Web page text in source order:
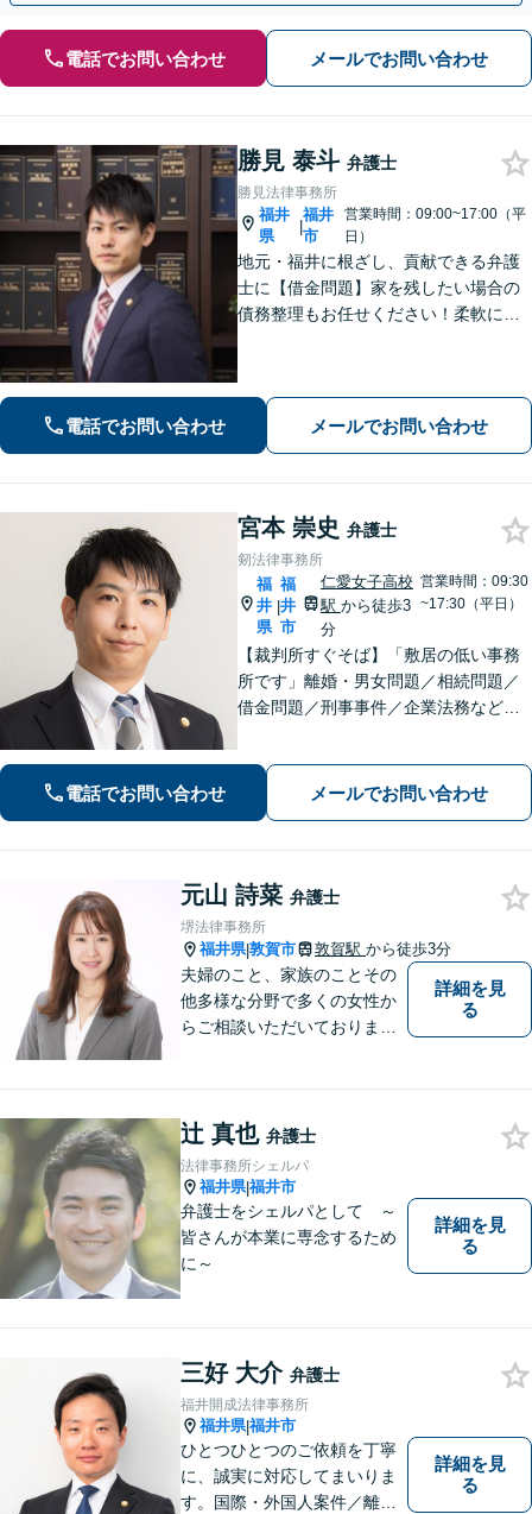
電話でお問い合わせ メールでお問い合わせ
勝見 泰斗 弁護士
勝見法律事務所
福井
県
|
福井
市
営業時間：09:00~17:00（平
日）
地元・福井に根ざし、貢献できる弁護
士に【借金問題】家を残したい場合の
債務整理もお任せください！柔軟に対
続・相続放棄ご相談ください
電話でお問い合わせ メールでお問い合わせ
宮本 崇史 弁護士
剱法律事務所
福
井
県
|
福
井
市
仁愛女子高校
駅 から徒歩3
分
営業時間：09:30
~17:30（平日）
【裁判所すぐそば】「敷居の低い事務
所です」離婚・男女問題／相続問題／
借金問題／刑事事件／企業法務など、
るよう尽力いたします【法テラス利用
可】【完全個室】【夜間・休日面談】
電話でお問い合わせ メールでお問い合わせ
元山 詩菜 弁護士
堺法律事務所
福井県|敦賀市 敦賀駅 から徒歩3分
夫婦のこと、家族のことその
他多様な分野で多くの女性か
らご相談いただいておりま
により3回まで無料相談対応可
能です。利用条件はお問い合
わせ下さい。
詳細を見
る
辻 真也 弁護士
法律事務所シェルパ
福井県|福井市
弁護士をシェルパとして ～
皆さんが本業に専念するため
に～
詳細を見
る
三好 大介 弁護士
福井開成法律事務所
福井県|福井市
ひとつひとつのご依頼を丁寧
に、誠実に対応してまいりま
す。国際・外国人案件／離
詳細を見
る